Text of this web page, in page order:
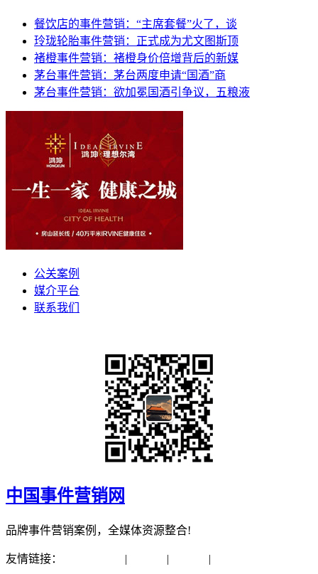
餐饮店的事件营销：“主席套餐”火了，谈
玲珑轮胎事件营销：正式成为尤文图斯顶
褚橙事件营销：褚橙身价倍增背后的新媒
茅台事件营销：茅台两度申请“国酒”商
茅台事件营销：欲加冕国酒引争议，五粮液
公关案例
媒介平台
联系我们
中国事件营销网
品牌事件营销案例，全媒体资源整合!
友情链接： | | |